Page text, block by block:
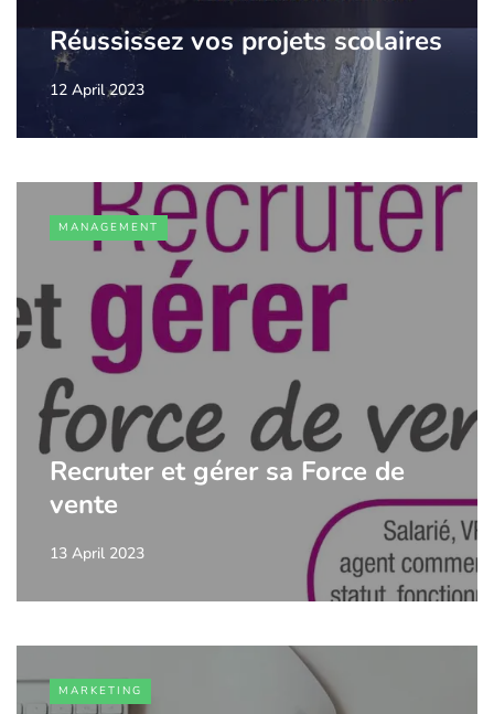
Réussissez vos projets scolaires
12 April 2023
MANAGEMENT
Recruter et gérer sa Force de
vente
13 April 2023
MARKETING